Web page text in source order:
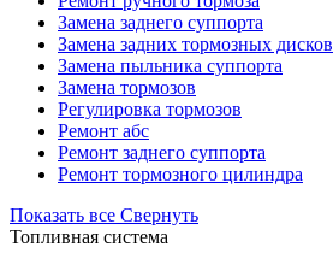
Замена заднего суппорта
Замена задних тормозных дисков
Замена пыльника суппорта
Замена тормозов
Регулировка тормозов
Ремонт абс
Ремонт заднего суппорта
Ремонт тормозного цилиндра
Показать все Свернуть
Топливная система